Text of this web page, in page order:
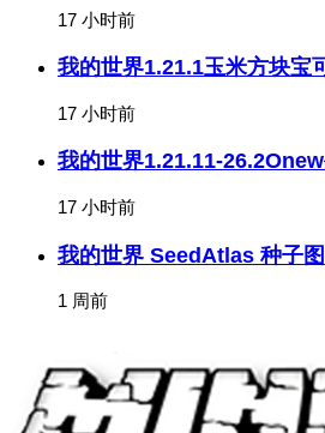
17 小时前
我的世界1.21.1玉米方块宝
17 小时前
我的世界1.21.11-
17 小时前
我的世界 SeedAtlas 种子
1 周前